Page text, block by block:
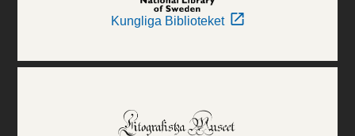
Kungliga Biblioteket